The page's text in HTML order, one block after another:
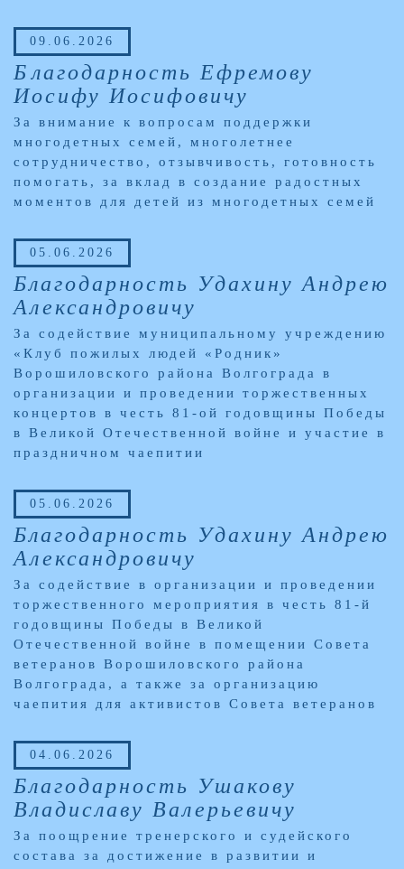
09.06.2026
Благодарность Ефремову
Иосифу Иосифовичу
За внимание к вопросам поддержки
многодетных семей, многолетнее
сотрудничество, отзывчивость, готовность
помогать, за вклад в создание радостных
моментов для детей из многодетных семей
05.06.2026
Благодарность Удахину Андрею
Александровичу
За содействие муниципальному учреждению
«Клуб пожилых людей «Родник»
Ворошиловского района Волгограда в
организации и проведении торжественных
концертов в честь 81-ой годовщины Победы
в Великой Отечественной войне и участие в
праздничном чаепитии
05.06.2026
Благодарность Удахину Андрею
Александровичу
За содействие в организации и проведении
торжественного мероприятия в честь 81-й
годовщины Победы в Великой
Отечественной войне в помещении Совета
ветеранов Ворошиловского района
Волгограда, а также за организацию
чаепития для активистов Совета ветеранов
04.06.2026
Благодарность Ушакову
Владиславу Валерьевичу
За поощрение тренерского и судейского
состава за достижение в развитии и